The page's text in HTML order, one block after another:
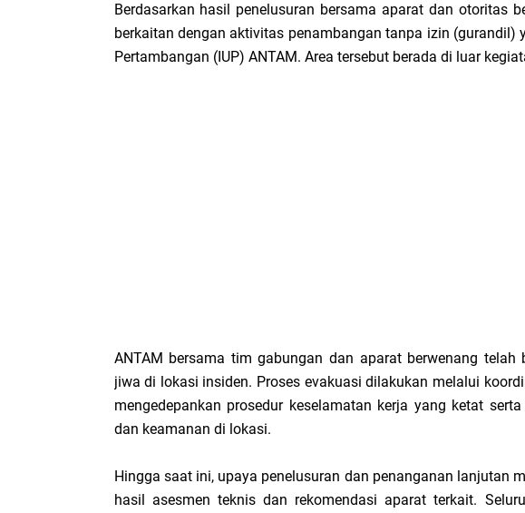
Berdasarkan hasil penelusuran bersama aparat dan otoritas
berkaitan dengan aktivitas penambangan tanpa izin (gurandil)
Pertambangan (IUP) ANTAM. Area tersebut berada di luar
ANTAM bersama tim gabungan dan aparat berwenang telah
jiwa di lokasi insiden. Proses evakuasi dilakukan melalui
mengedepankan prosedur keselamatan kerja yang ketat
dan keamanan di lokasi.
Hingga saat ini, upaya penelusuran dan penanganan lanjutan
hasil asesmen teknis dan rekomendasi aparat terkait.